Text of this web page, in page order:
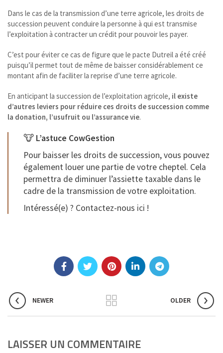
Dans le cas de la transmission d’une terre agricole, les droits de
succession peuvent conduire la personne à qui est transmise
l’exploitation à contracter un crédit pour pouvoir les payer.
C’est pour éviter ce cas de figure que le pacte Dutreil a été créé
puisqu’il permet tout de même de baisser considérablement ce
montant afin de faciliter la reprise d’une terre agricole.
En anticipant la succession de l’exploitation agricole, il existe
d’autres leviers pour réduire ces droits de succession comme
la donation, l’usufruit ou l’assurance vie.
🐮 L’astuce CowGestion
Pour baisser les droits de succession, vous pouvez
également louer une partie de votre cheptel. Cela
permettra de diminuer l’assiette taxable dans le
cadre de la transmission de votre exploitation.
Intéressé(e) ? Contactez-nous ici !
NEWER OLDER
LAISSER UN COMMENTAIRE